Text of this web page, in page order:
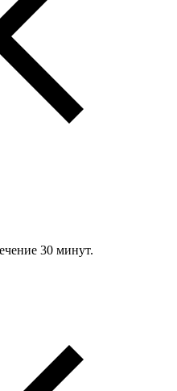
30 минут.